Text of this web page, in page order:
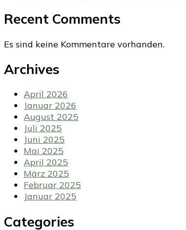
Recent Comments
Es sind keine Kommentare vorhanden.
Archives
April 2026
Januar 2026
August 2025
Juli 2025
Juni 2025
Mai 2025
April 2025
März 2025
Februar 2025
Januar 2025
Categories